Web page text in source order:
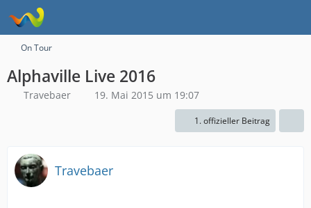
On Tour
Alphaville Live 2016
Travebaer 19. Mai 2015 um 19:07
1. offizieller Beitrag
Travebaer